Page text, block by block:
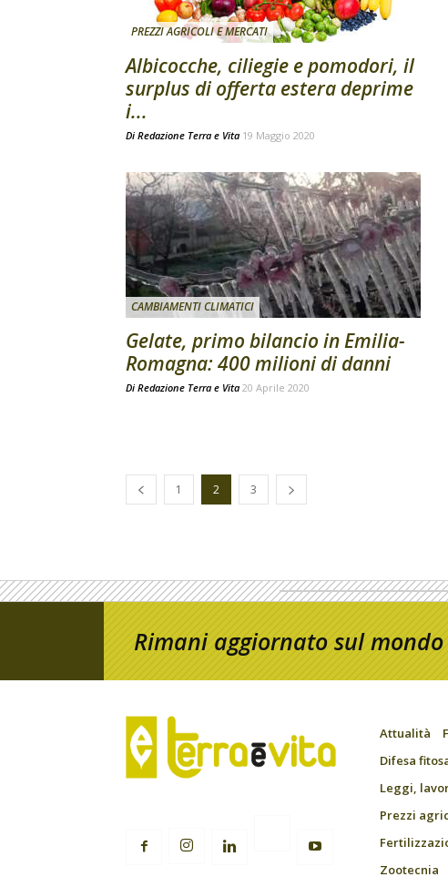
PREZZI AGRICOLI E MERCATI
Albicocche, ciliegie e pomodori, il
surplus di offerta estera deprime
i...
Di Redazione Terra e Vita 19 Maggio 2020
CAMBIAMENTI CLIMATICI
Gelate, primo bilancio in Emilia-
Romagna: 400 milioni di danni
Di Redazione Terra e Vita 20 Aprile 2020
1 2 3
Rimani aggiornato sul
Attualità
Difesa
Leggi,
Prezzi
Zootecnia